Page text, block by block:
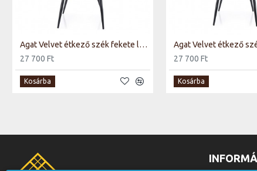
Agat Velvet étkező szék fekete láb/ sötét bézs Bluvel 40
27 700 Ft
Kosárba
27 700 Ft
Kosárba